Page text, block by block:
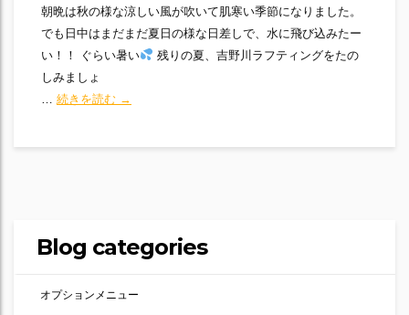
朝晩は秋の様な涼しい風が吹いて肌寒い季節になりました。
でも日中はまだまだ夏日の様な日差しで、水に飛び込みたー
い！！ ぐらい暑い
残りの夏、吉野川ラフティングをたの
しみましょ
… 続きを読む 吉野川はまだ夏
→
Blog categories
オプションメニュー